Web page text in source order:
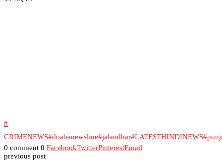
#
CRIMENEWS#doabanewsline#jalandhar#LATESTHINDINEWS
0 comment 0 FacebookTwitterPinterestEmail
previous post